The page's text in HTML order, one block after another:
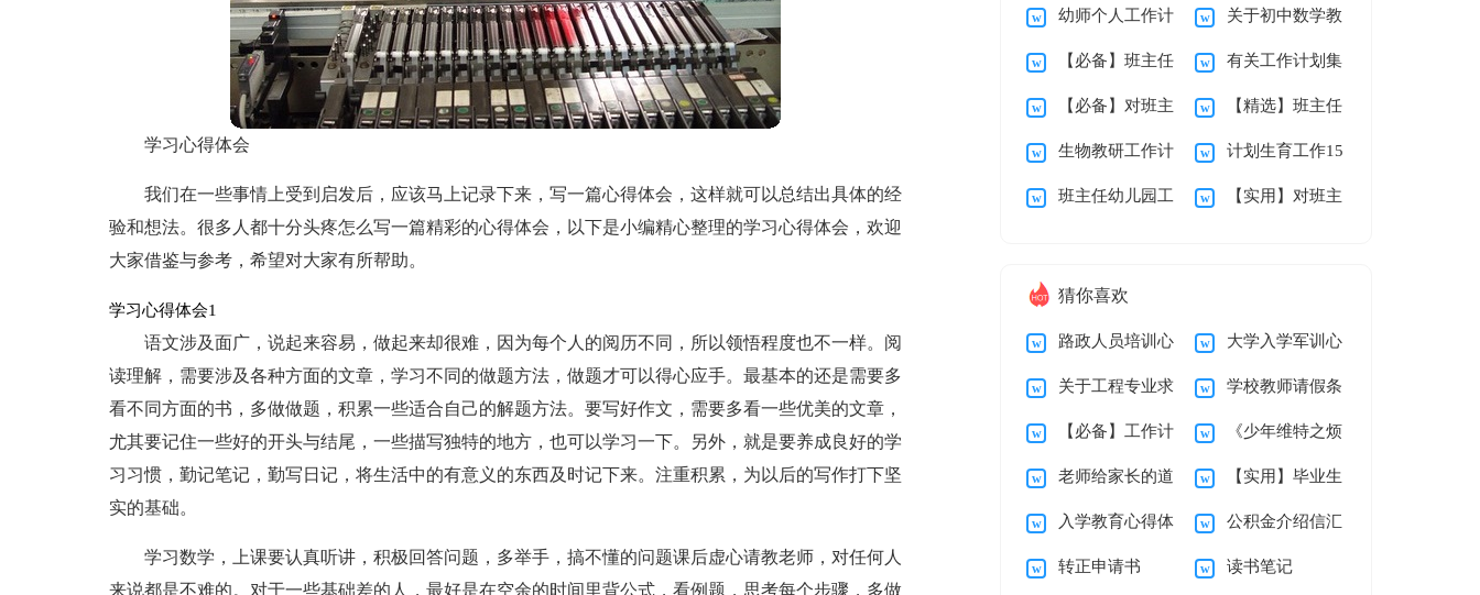
学习心得体会
我们在一些事情上受到启发后，应该马上记录下来，写一篇心得体会，这样就可以总结出具体的经
验和想法。很多人都十分头疼怎么写一篇精彩的心得体会，以下是小编精心整理的学习心得体会，欢迎
大家借鉴与参考，希望对大家有所帮助。
学习心得体会1
语文涉及面广，说起来容易，做起来却很难，因为每个人的阅历不同，所以领悟程度也不一样。阅
读理解，需要涉及各种方面的文章，学习不同的做题方法，做题才可以得心应手。最基本的还是需要多
看不同方面的书，多做做题，积累一些适合自己的解题方法。要写好作文，需要多看一些优美的文章，
尤其要记住一些好的开头与结尾，一些描写独特的地方，也可以学习一下。另外，就是要养成良好的学
习习惯，勤记笔记，勤写日记，将生活中的有意义的东西及时记下来。注重积累，为以后的写作打下坚
实的基础。
学习数学，上课要认真听讲，积极回答问题，多举手，搞不懂的问题课后虚心请教老师，对任何人
来说都是不难的。对于一些基础差的人，最好是在空余的时间里背公式，看例题，思考每个步骤，多做
工作计划范文集合
10篇
计划集合十篇
幼师个人工作计
划15篇
关于初中数学教
研组工作总结
【必备】班主任
工作计划模板集合五
篇
有关工作计划集
锦六篇
【必备】对班主
任的工作计划集合五
篇
【精选】班主任
学期的工作计划集合
九篇
生物教研工作计
划
计划生育工作15
篇
班主任幼儿园工 【实用】对班主
猜你喜欢
路政人员培训心
得体会
大学入学军训心
得体会
关于工程专业求
职信汇编10篇
学校教师请假条
【必备】工作计
划锦集6篇
《少年维特之烦
恼》读书笔记
老师给家长的道
歉信汇总五篇
【实用】毕业生
自我鉴定锦集五篇
入学教育心得体
会(15篇)
公积金介绍信汇
编五篇
转正申请书 读书笔记